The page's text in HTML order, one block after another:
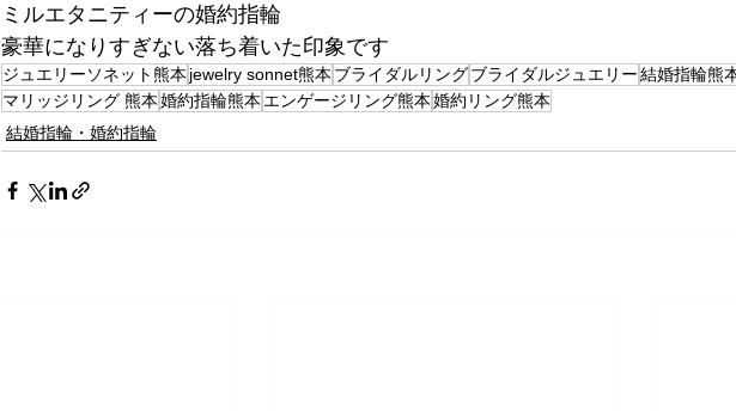
ミルエタニティーの婚約指輪
豪華になりすぎない落ち着いた印象です
ジュエリーソネット熊本 jewelry sonnet熊本 ブライダルリングブライダルジュエリー結婚指輪熊
マリッジリング 熊本婚約指輪熊本 エンゲージリング熊本婚約リング熊本
結婚指輪・婚約指輪